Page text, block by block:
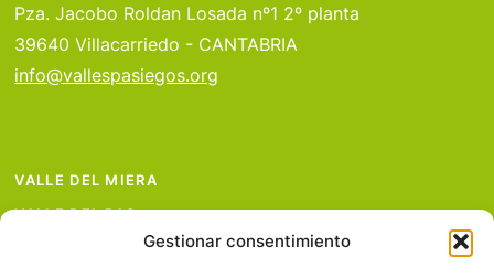
Gestionar consentimiento
Pza. Jacobo Roldan Losada nº1 2º planta
39640 Villacarriedo - CANTABRIA
info@vallespasiegos.org
VALLE DEL MIERA
VALLE DEL PAS
VALLE DEL PISUEÑA